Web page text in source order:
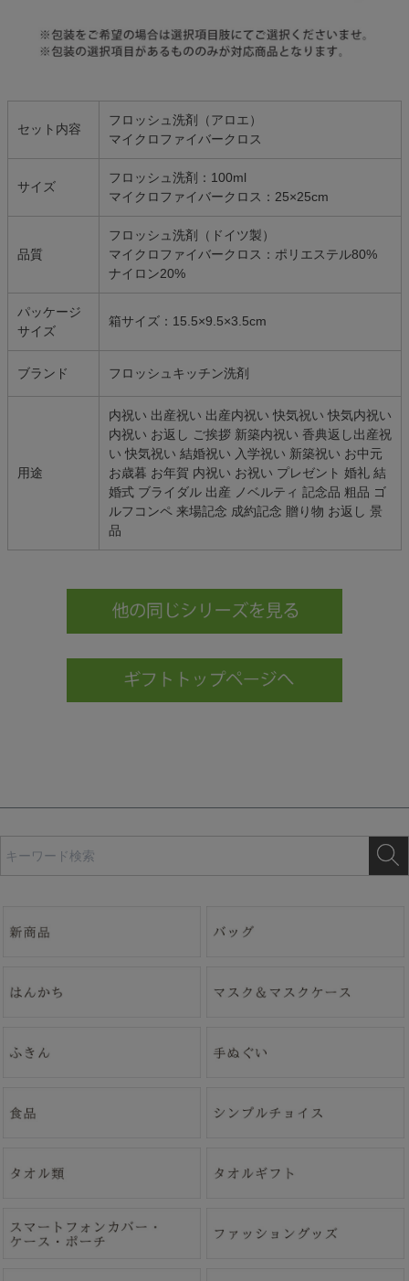
セット内容
フロッシュ洗剤（アロエ）
マイクロファイバークロス
サイズ
フロッシュ洗剤：100ml
マイクロファイバークロス：25×25cm
品質
フロッシュ洗剤（ドイツ製）
マイクロファイバークロス：ポリエステル80%
ナイロン20%
パッケージ
サイズ
箱サイズ：15.5×9.5×3.5cm
ブランド フロッシュキッチン洗剤
用途
内祝い 出産祝い 出産内祝い 快気祝い 快気内祝い
内祝い お返し ご挨拶 新築内祝い 香典返し出産祝
い 快気祝い 結婚祝い 入学祝い 新築祝い お中元
お歳暮 お年賀 内祝い お祝い プレゼント 婚礼 結
婚式 ブライダル 出産 ノベルティ 記念品 粗品 ゴ
ルフコンペ 来場記念 成約記念 贈り物 お返し 景
品